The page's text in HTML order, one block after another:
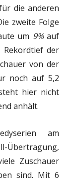
die anderen
zweite Folge
um 9%auf
der
von der
noch auf 5,2
hier nicht
anhält.
am
Übertragung,
Zuschauer
sind. Mit 6